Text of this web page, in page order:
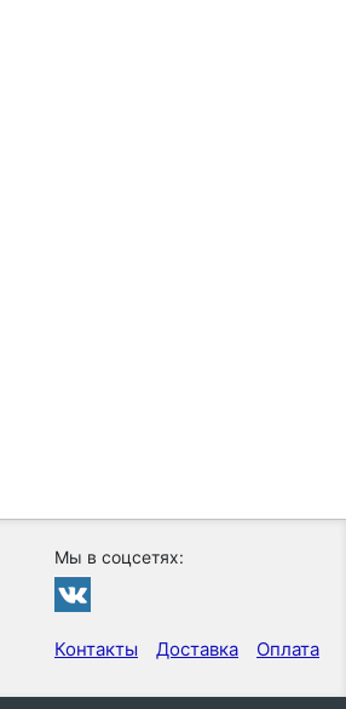
Мы в соцсетях:
Контакты Доставка Оплата